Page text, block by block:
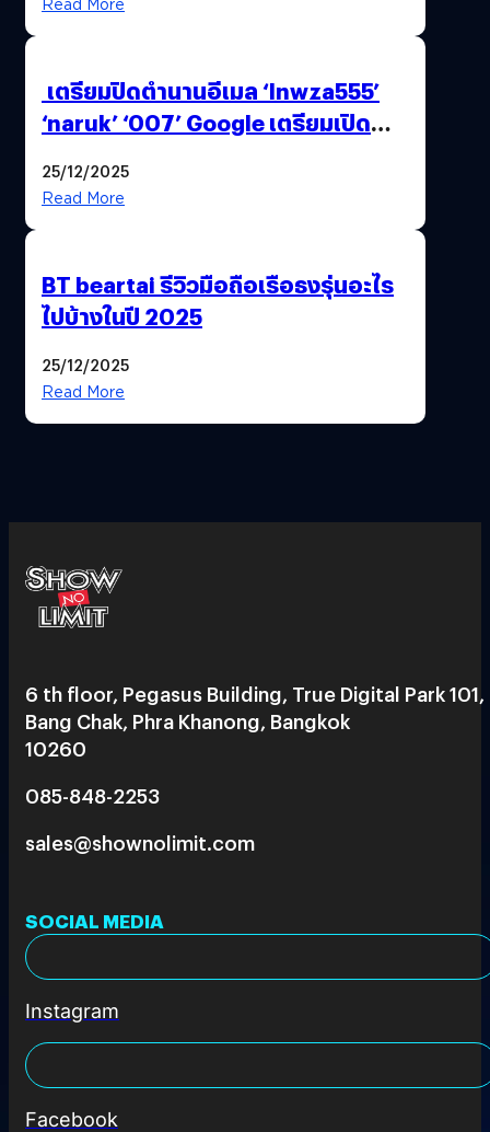
Read More
เตรียมปิดตำนานอีเมล ‘lnwza555’
‘naruk’ ‘007’ Google เตรียมเปิด
25/12/2025
Read More
BT beartai รีวิวมือถือเรือธงรุ่นอะไร
ไปบ้างในปี 2025
25/12/2025
Read More
6 th floor, Pegasus Building, True Digital Park 101,
Bang Chak, Phra Khanong, Bangkok
10260
085-848-2253
sales@shownolimit.com
SOCIAL MEDIA
Instagram
Facebook